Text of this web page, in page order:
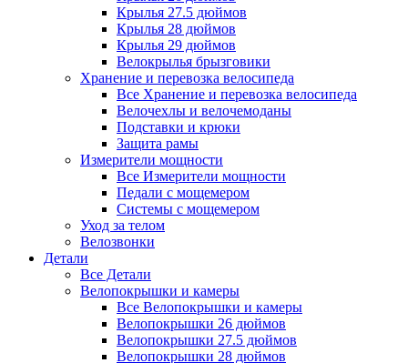
Крылья 27.5 дюймов
Крылья 28 дюймов
Крылья 29 дюймов
Велокрылья брызговики
Хранение и перевозка велосипеда
Все Хранение и перевозка велосипеда
Велочехлы и велочемоданы
Подставки и крюки
Защита рамы
Измерители мощности
Все Измерители мощности
Педали с мощемером
Системы с мощемером
Уход за телом
Велозвонки
Детали
Все Детали
Велопокрышки и камеры
Все Велопокрышки и камеры
Велопокрышки 26 дюймов
Велопокрышки 27.5 дюймов
Велопокрышки 28 дюймов